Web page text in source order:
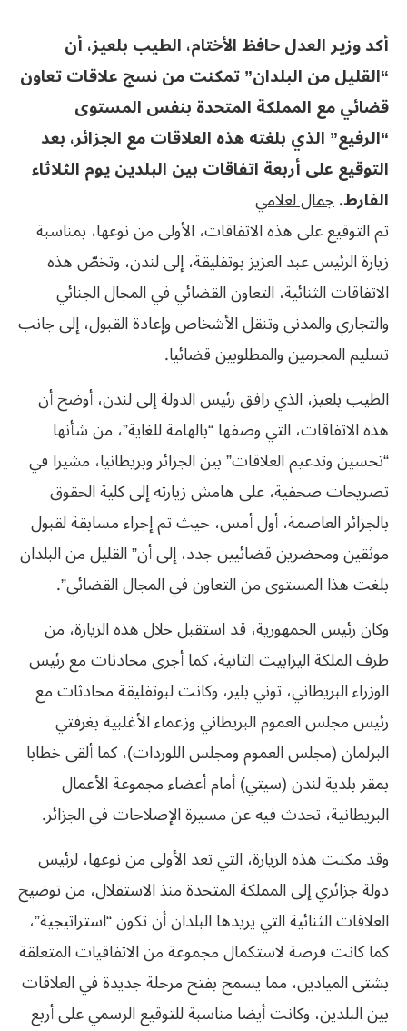
أكد وزير العدل حافظ الأختام، الطيب بلعيز، أن
“القليل من البلدان” تمكنت من نسج علاقات تعاون
قضائي مع المملكة المتحدة بنفس المستوى
“الرفيع” الذي بلغته هذه العلاقات مع الجزائر، بعد
التوقيع على أربعة اتفاقات بين البلدين يوم الثلاثاء
الفارط.جمال‮ ‬لعلامي
تم التوقيع على هذه الاتفاقات، الأولى من نوعها، بمناسبة
زيارة الرئيس عبد العزيز بوتفليقة، إلى لندن، وتخصّ هذه
الاتفاقات الثنائية، التعاون القضائي في المجال الجنائي
والتجاري والمدني وتنقل الأشخاص وإعادة القبول، إلى جانب
تسليم المجرمين والمطلوبين قضائيا.
الطيب بلعيز، الذي رافق رئيس الدولة إلى لندن، أوضح أن
هذه الاتفاقات، التي وصفها “بالهامة للغاية”، من شأنها
“تحسين وتدعيم العلاقات” بين الجزائر وبريطانيا، مشيرا في
تصريحات صحفية، على هامش زيارته إلى كلية الحقوق
‬بلغت‮ ‬هذا‮ ‬المستوى‮ ‬من‮ ‬التعاون‮ ‬في‮ ‬المجال‮ ‬القضائي‮”.‬
وكان رئيس الجمهورية، قد استقبل خلال هذه الزيارة، من
طرف الملكة اليزابيث الثانية، كما أجرى محادثات مع رئيس
الوزراء البريطاني، توني بلير، وكانت لبوتفليقة محادثات مع
رئيس مجلس العموم البريطاني وزعماء الأغلبية بغرفتي
البرلمان (مجلس العموم ومجلس اللوردات)، كما ألقى‮ ‬خطابا‮
‬بمقر‮ ‬بلدية‮ ‬لندن‮ (‬سيتي‮) ‬أمام‮ ‬أعضاء‮ ‬مجموعة‮ ‬الأعمال‮
‬البريطانية،‮ ‬تحدث‮ ‬فيه‮ ‬عن‮ ‬مسيرة‮ ‬الإصلاحات‮ ‬في‮ ‬الجزائر‮. ‬
وقد مكنت هذه الزيارة، التي تعد الأولى من نوعها، لرئيس
دولة جزائري إلى المملكة المتحدة منذ الاستقلال، من توضيح
العلاقات الثنائية التي يريدها البلدان أن تكون “استراتيجية”،
كما كانت فرصة لاستكمال مجموعة من الاتفاقيات المتعلقة
بشتى الميادين، مما يسمح بفتح مرحلة‮ ‬جديدة‮ ‬في‮ ‬العلاقات‮
‬بين‮ ‬البلدين،‮ ‬وكانت‮ ‬أيضا‮ ‬مناسبة‮ ‬للتوقيع‮ ‬الرسمي‮ ‬على‮ ‬أربع‮